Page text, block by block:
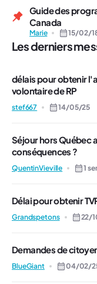
Guide des
Canada
Marie 15/02/
Les derniers
délais pour obtenir
volontaire de RP
stef667 14/05/25
Séjour hors Québec
conséquences ?
QuentinVieville 1
Délai pour obtenir
Grandspetons 22/
Demandes de
BlueGiant 04/02/